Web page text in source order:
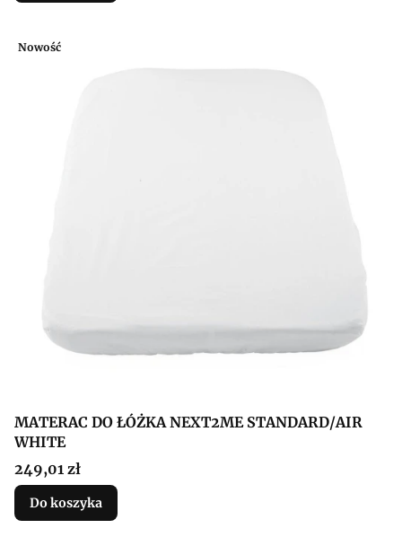
Nowość
MATERAC DO ŁÓŻKA NEXT2ME STANDARD/AIR
WHITE
Cena
249,01 zł
Do koszyka